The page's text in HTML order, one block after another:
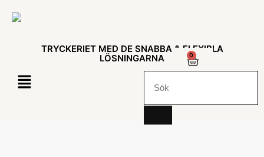
TRYCKERIET MED DE SNABBA & FLEXIBLA
LÖSNINGARNA
0